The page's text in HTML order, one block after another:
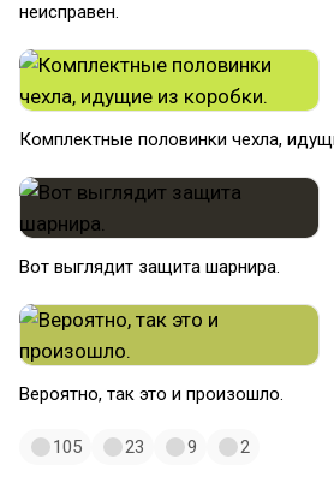
неисправен.
Комплектные половинки чехла,
Вот выглядит защита шарнира.
Вероятно, так это и произошло.
105 23 9 2